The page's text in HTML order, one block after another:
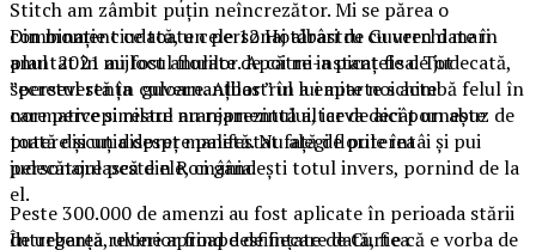
Din moment ce toate cele 12 Hotărâri de Guvern date în
anul 2021 au fost anulate de către instanțele de judecată,
”perseverența guvernanților ” în a emite noi acte
normative similare nu reprezintă altceva decât un abuz de
putere și un dispreț manifestat față de puterea
judecătorească din România.
Peste 300.000 de amenzi au fost aplicate în perioada stării
de urgență, ulterior fiind desființate de Curtea
Stitch am zâmbit puțin neîncrezător. Mi se părea o
combinație ciudată, un personaj albastru cu urechi mari
plantat în mijlocul florilor. Apoi mi-a picat fisa. Tot
secretul stă în culoare. Albastrul lui aparte schimbă felul în
care percepi restul aranjamentului, iar de aici pornește
toată discuția despre paletă. Nu alegi florile întâi și pui
personajul peste ele, ci gândești totul invers, pornind de la
el.
Întrebarea revine aproape de fiecare dată, fie că e vorba de